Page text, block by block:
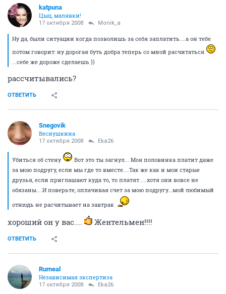
katpuna
Цыц, малявки!
17 октября 2008 Monik_a
Ну да, были ситуации когда позволишь за себя заплатить....а он тебе
потом говорит: ну дорогая буть добра теперь со мной расчитаться
...себе же дороже сделаешь ))
рассчитывались?
ОТВЕТИТЬ
Snegovik
Веснушкина
17 октября 2008 Eka26
Убиться об стену
Вот это ты загнул... Моя половинка платит даже
за мою подругу, если мы где то вместе....Так же как и мои старые
друзья, если приглашают куда то, то платят.....хотя они вовсе не
обязаны....И поверьте, оплачивая счет за мою подругу...мой любимый
отнюдь не расчитывает на завтрак
хороший он у вас.... Жентельмен!!!!
ОТВЕТИТЬ
Rumeal
Независимая экспертиза
17 октября 2008 Eka26